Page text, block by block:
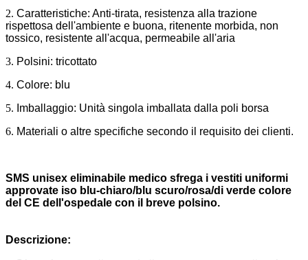
2. Caratteristiche: Anti-tirata, resistenza alla trazione
rispettosa dell'ambiente e buona, ritenente morbida, non
tossico, resistente all'acqua, permeabile all'aria
3. Polsini: tricottato
4. Colore: blu
5. Imballaggio: Unità singola imballata dalla poli borsa
6. Materiali o altre specifiche secondo il requisito dei clienti.
SMS unisex eliminabile medico sfrega i vestiti uniformi
approvate iso blu-chiaro/blu scuro/rosa/di verde colore
del CE dell'ospedale con il breve polsino.
Descrizione: